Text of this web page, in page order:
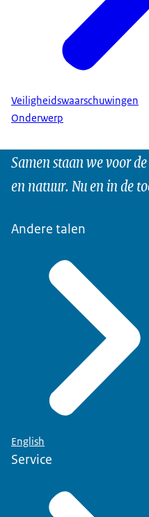
Veiligheidswaarschuwingen
Onderwerp
Samen staan we voor
en natuur. Nu en in de
Andere talen
English
Service